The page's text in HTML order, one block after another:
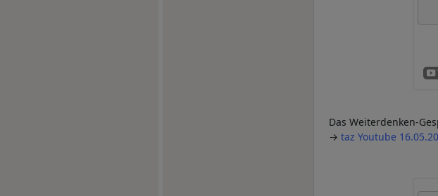
Das Weiterdenken-
→ taz Youtube